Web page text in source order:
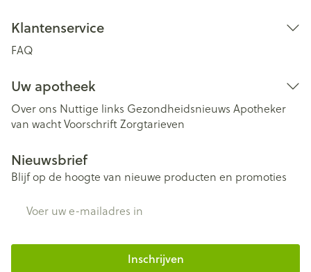
Klantenservice
FAQ
Uw apotheek
Over ons Nuttige links Gezondheidsnieuws Apotheker
van wachtVoorschriftZorgtarieven
Nieuwsbrief
Blijf op de hoogte van nieuwe producten en promoties
Inschrijven